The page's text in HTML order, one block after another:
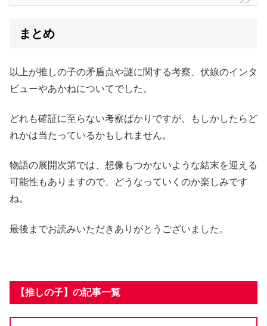
まとめ
以上が推しの子の矛盾点や謎に関する考察、伏線のインタ
ビューやあかねについてでした。
どれも確証に至らない考察ばかりですが、もしかしたらど
れかは当たっているかもしれません。
物語の展開次第では、想像もつかないような結末を迎える
可能性もありますので、どうなっていくのか楽しみです
ね。
最後までお読みいただきありがとうございました。
【推しの子】の記事一覧